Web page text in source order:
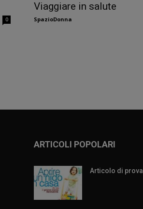
0
Viaggiare in salute
SpazioDonna
ARTICOLI POPOLARI
Articolo di prova